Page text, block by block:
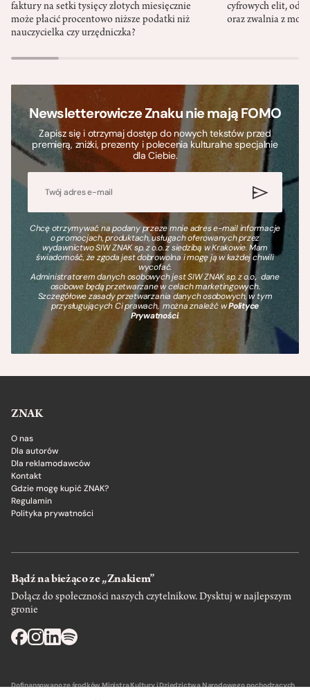
faktury na setki tysięcy złotych miesięcznie
może płacić procentowo niższe podatki niż
nauczycielka czy urzędniczka?
cyfrowych elit,
oraz zwalnia z
Newsletterowicze Znaku nie mają FOMO
Zapisz się i otrzymaj dostęp do nowych tekstów przed
premierą, zniżki, prezenty i polecenia kulturalne specjalnie
dla Ciebie.
Chcę otrzymywać na podany przeze mnie adres e-mail informacje
o promocjach, produktach, usługach oferowanych przez
wydawnictwo SIW ZNAK sp. z o.o. z siedzibą w Krakowie. Mam
świadomość, że zgoda jest dobrowolna i mogę ją w każdej chwili
wycofać.
Administratorem danych osobowych jest SIW ZNAK sp. z o.o., dane
osobowe będą przetwarzane w celach marketingowych.
Szczegółowe zasady przetwarzania danych osobowych, w tym
przysługujących Ci prawach, można znaleźć wPolityce
Prywatności.
ZNAK
O nas
Dla autorów
Dla reklamodawców
Kontakt
Gdzie mogę kupić ZNAK?
Regulamin
Polityka prywatności
Bądź na bieżąco ze „Znakiem”
Dołącz do społeczności naszych czytelnikow. Dysktuj w najlepszym
gronie
Dofinansowano ze środków Ministra Kultury i Dziedzictwa Narodowego pochodzących